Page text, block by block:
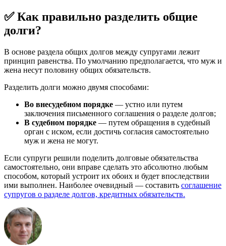
✅ Как правильно разделить общие
долги?
В основе раздела общих долгов между супругами лежит
принцип равенства. По умолчанию предполагается, что муж и
жена несут половину общих обязательств.
Разделить долги можно двумя способами:
Во внесудебном порядке — устно или путем
заключения письменного соглашения о разделе долгов;
В судебном порядке — путем обращения в судебный
орган с иском, если достичь согласия самостоятельно
муж и жена не могут.
Если супруги решили поделить долговые обязательства
самостоятельно, они вправе сделать это абсолютно любым
способом, который устроит их обоих и будет впоследствии
ими выполнен. Наиболее очевидный — составить соглашение
супругов о разделе долгов, кредитных обязательств.